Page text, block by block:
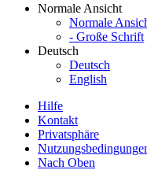
Normale Ansicht
Normale
- Große Schrift
Deutsch
Deutsch
English
Hilfe
Kontakt
Privatsphäre
Nach Oben